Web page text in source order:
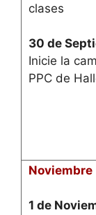
clases
30 de
Inicie la
PPC de
Noviembre
1 de